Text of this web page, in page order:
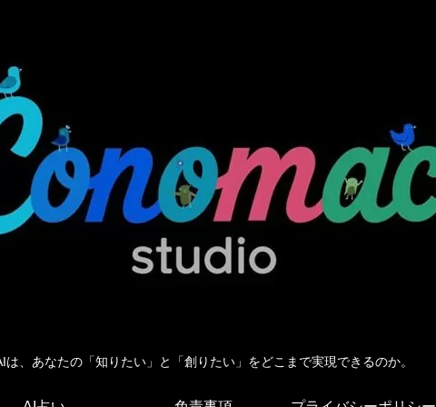
は、あなたの「知りたい」と「創りたい」をどこまで実現できるのか。